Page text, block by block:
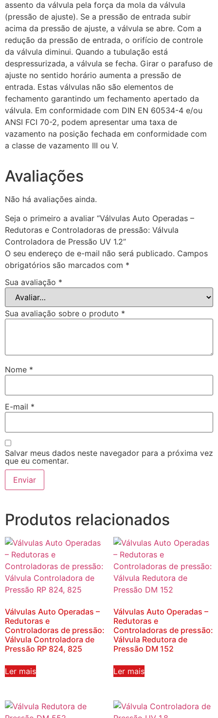
assento da válvula pela força da mola da válvula
(pressão de ajuste). Se a pressão de entrada subir
acima da pressão de ajuste, a válvula se abre. Com a
redução da pressão de entrada, o orifício de controle
da válvula diminui. Quando a tubulação está
despressurizada, a válvula se fecha. Girar o parafuso de
ajuste no sentido horário aumenta a pressão de
entrada. Estas válvulas não são elementos de
fechamento garantindo um fechamento apertado da
válvula. Em conformidade com DIN EN 60534-4 e/ou
ANSI FCI 70-2, podem apresentar uma taxa de
vazamento na posição fechada em conformidade com
a classe de vazamento III ou V.
Avaliações
Não há avaliações ainda.
Seja o primeiro a avaliar “Válvulas Auto Operadas –
Redutoras e Controladoras de pressão: Válvula
Controladora de Pressão UV 1.2”
O seu endereço de e-mail não será publicado. Campos
obrigatórios são marcados com *
Sua avaliação *
Sua avaliação sobre o produto *
Nome *
E-mail *
Salvar meus dados neste navegador para a próxima vez
que eu comentar.
Produtos relacionados
Válvulas Auto Operadas –
Redutoras e
Controladoras de pressão:
Válvula Controladora de
Pressão RP 824, 825
Ler mais
Válvulas Auto Operadas –
Redutoras e
Controladoras de pressão:
Válvula Redutora de
Pressão DM 152
Ler mais